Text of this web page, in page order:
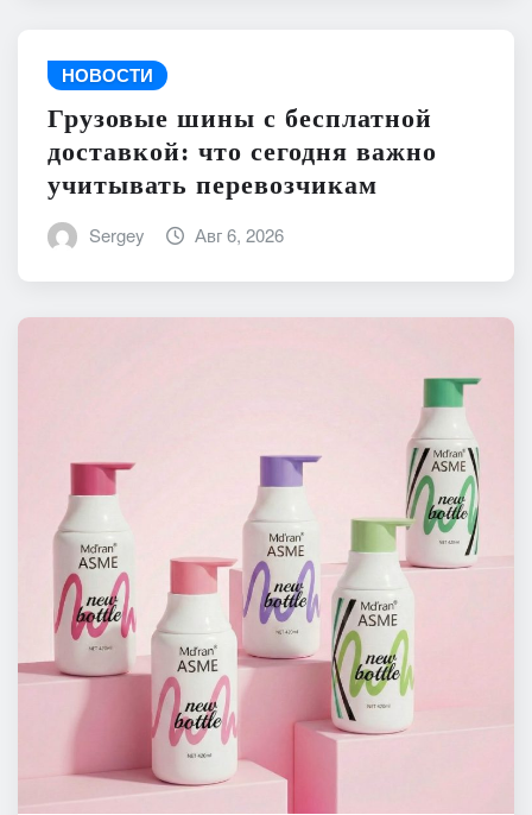
НОВОСТИ
Грузовые шины с бесплатной
доставкой: что сегодня важно
учитывать перевозчикам
Sergey Авг 6, 2026